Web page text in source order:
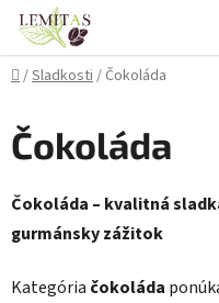
Prejsť
obsah
Domov
/Sladkosti/ Čokoláda
Čokoláda
Čokoláda – kvalitná
gurmánsky zážitok
Kategória čokoláda